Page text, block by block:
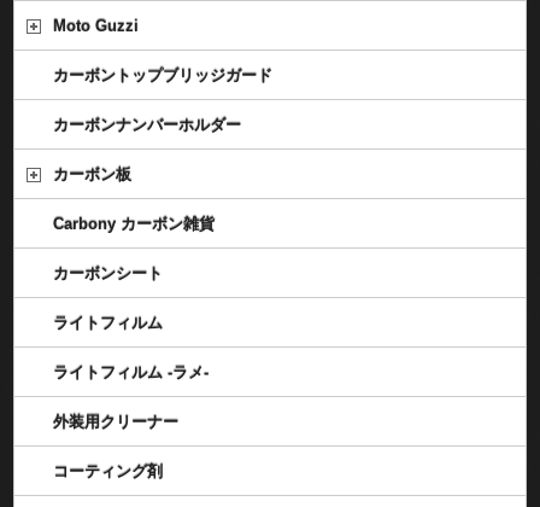
Moto Guzzi
カーボントップブリッジガード
カーボンナンバーホルダー
カーボン板
Carbony カーボン雑貨
カーボンシート
ライトフィルム
ライトフィルム -ラメ-
外装用クリーナー
コーティング剤